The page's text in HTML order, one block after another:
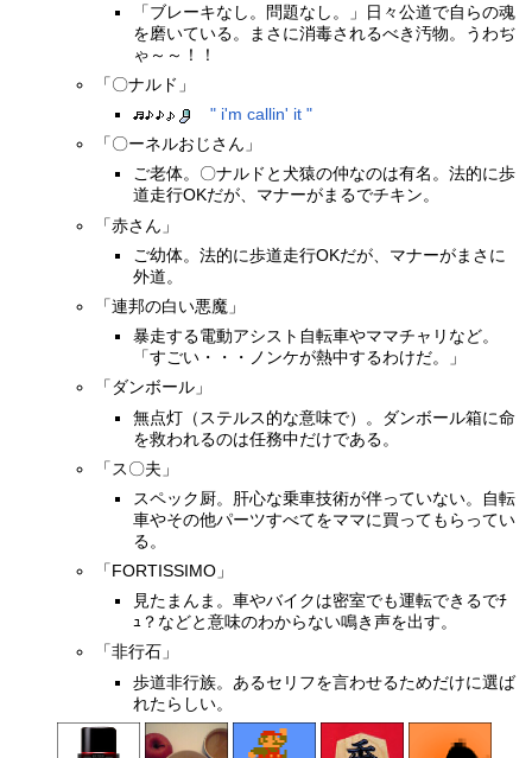
「ブレーキなし。問題なし。」日々公道で自らの魂
を磨いている。まさに消毒されるべき汚物。うわぢ
ゃ～～！！
「〇ナルド」
" i'm callin' it "
「〇ーネルおじさん」
ご老体。〇ナルドと犬猿の仲なのは有名。法的に歩
道走行OKだが、マナーがまるでチキン。
「赤さん」
ご幼体。法的に歩道走行OKだが、マナーがまさに
外道。
「連邦の白い悪魔」
暴走する電動アシスト自転車やママチャリなど。
「すごい・・・ノンケが熱中するわけだ。」
「ダンボール」
無点灯（ステルス的な意味で）。ダンボール箱に命
を救われるのは任務中だけである。
「ス〇夫」
スペック厨。肝心な乗車技術が伴っていない。自転
車やその他パーツすべてをママに買ってもらってい
る。
「FORTISSIMO」
見たまんま。車やバイクは密室でも運転できるでﾁ
ｭ？などと意味のわからない鳴き声を出す。
「非行石」
歩道非行族。あるセリフを言わせるためだけに選ば
れたらしい。